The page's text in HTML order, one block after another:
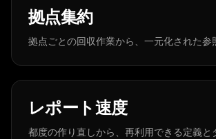
拠点集約
拠点ごとの回収作業から、一元化された参
レポート速度
都度の作り直しから、再利用できる定義と